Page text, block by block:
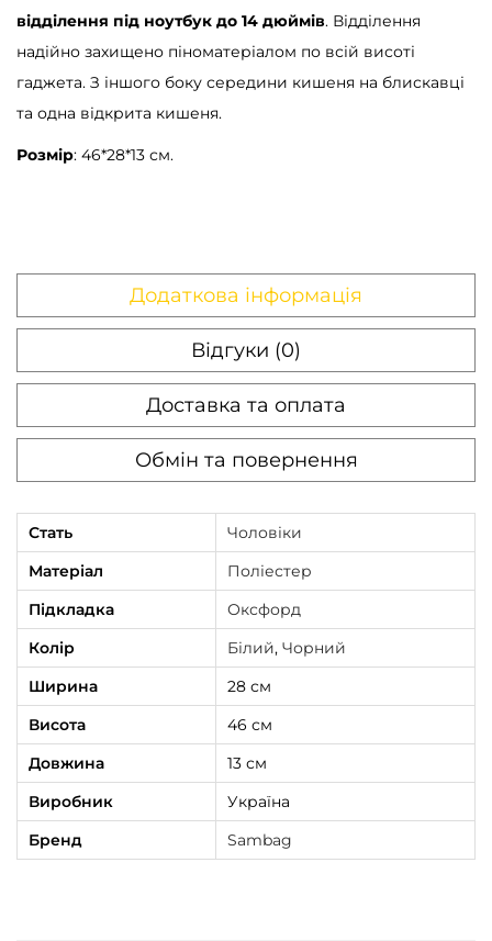
відділення під ноутбук до 14 дюймів. Відділення
надійно захищено піноматеріалом по всій висоті
гаджета. З іншого боку середини кишеня на блискавці
та одна відкрита кишеня.
Розмір: 46*28*13 см.
Додаткова інформація
Відгуки (0)
Доставка та оплата
Обмін та повернення
Стать
Чоловіки
Матеріал
Поліестер
Підкладка
Оксфорд
Колір
Білий, Чорний
Ширина
28 см
Висота
46 см
Довжина
13 см
Виробник
Україна
Бренд
Sambag